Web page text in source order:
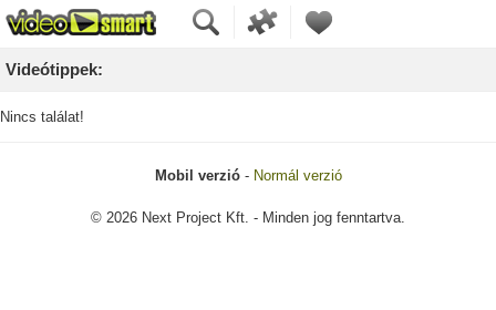
Videótippek:
Nincs találat!
Mobil verzió- Normál verzió
© 2026 Next Project Kft. - Minden jog fenntartva.